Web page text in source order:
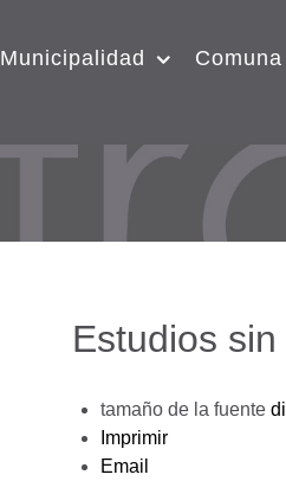
Municipalidad Comuna
Estudios
tamaño de la fuente
Imprimir
Email